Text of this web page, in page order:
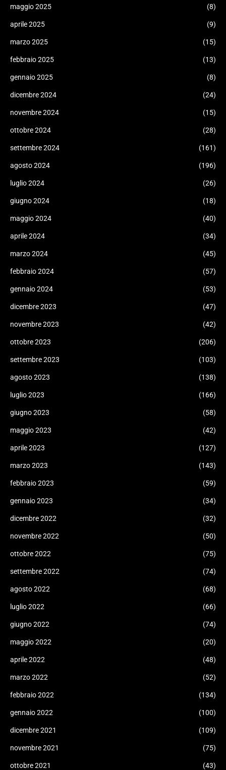
maggio 2025 (8)
aprile 2025 (9)
marzo 2025 (15)
febbraio 2025 (13)
gennaio 2025 (8)
dicembre 2024 (24)
novembre 2024 (15)
ottobre 2024 (28)
settembre 2024 (161)
agosto 2024 (196)
luglio 2024 (26)
giugno 2024 (18)
maggio 2024 (40)
aprile 2024 (34)
marzo 2024 (45)
febbraio 2024 (57)
gennaio 2024 (53)
dicembre 2023 (47)
novembre 2023 (42)
ottobre 2023 (206)
settembre 2023 (103)
agosto 2023 (138)
luglio 2023 (166)
giugno 2023 (58)
maggio 2023 (42)
aprile 2023 (127)
marzo 2023 (143)
febbraio 2023 (59)
gennaio 2023 (34)
dicembre 2022 (32)
novembre 2022 (50)
ottobre 2022 (75)
settembre 2022 (74)
agosto 2022 (68)
luglio 2022 (66)
giugno 2022 (74)
maggio 2022 (20)
aprile 2022 (48)
marzo 2022 (52)
febbraio 2022 (134)
gennaio 2022 (100)
dicembre 2021 (109)
novembre 2021 (75)
ottobre 2021 (43)